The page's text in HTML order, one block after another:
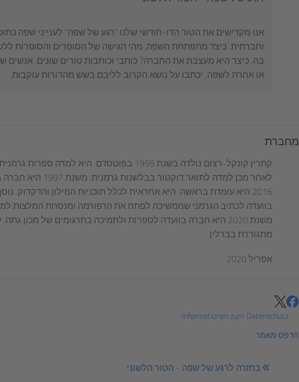
אנו מקדישים את הטור הדו-חודשי שלנו "רגע של שפה" לענייני שפה
וחברתית. כיצד מתפתחת השפה, מהי הגישה של הסופרים והסופרות
בה, כיצד היא מעצבת את החברה? כותבי וכותבות טורים שונים, אנשים
או אחרת לשפה, יכתבו על נושא הקרוב לליבם בשש מהדורות עוקבות.
מחברת
קתרין קונקל-רצום נולדה בשנת 1959 בפוטסדם. היא למדה
לאחר מכן למדה לתואר
2016 היא עומדת בראשה. היא אחראית לכלל תוכניות המילון והדקדוק.
בוועדה לכתיב הגרמני שממשיכה לפתח את הרפורמה ומנסחת המלצות
משנת 2020 היא חברה בוועדה לספרות ולתמיכה בתרגומים של מכון
מתגוררת בברלין.
אפריל 2020
teilen
tweeten
Informationen zum Datenschutz
הדפס מאמר
בחזרה לרגע של שפה - הטור הלשוני